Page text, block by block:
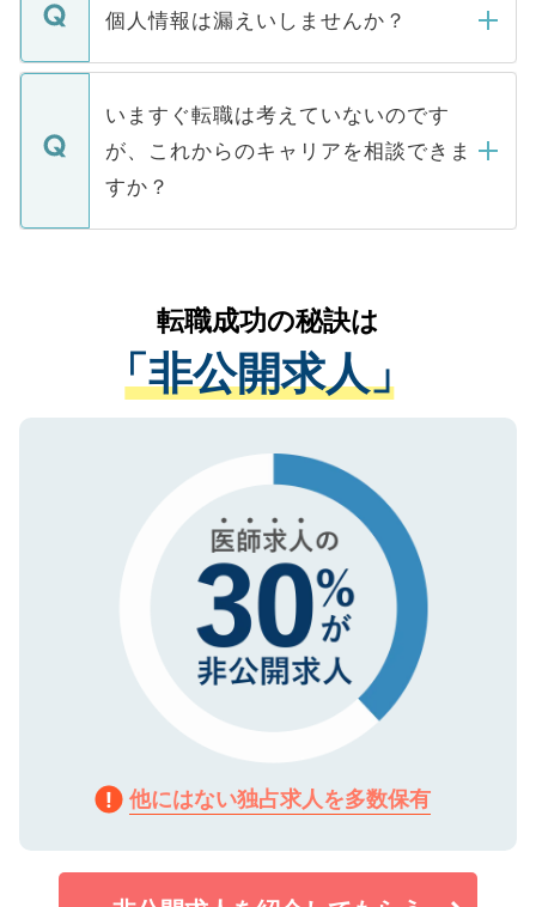
■応募殺到を避けるため 人気のある医療機
関を公にしてしまうと、応募が殺到する場
に、医療機関が求める条件に合った人材の
みを人材紹介会社に依頼するケースが増え
ています。
ん。また、仮に応募先から内定をいただい
定を承諾する必要はありません。内定先へ
の辞退の連絡はキャリアパートナーが行い
ますので、ご安心ください。
個人情報は漏えいしませんか？
個人情報が漏えいすることはありませんの
で、ご安心ください。当サイトからの登録
などで収集したご登録者様の個人情報は、
ご本人のキャリアアップおよび転職活動の
支援を目的に使用いたします。お預かりし
ているすべての個人データはご本人の許可
は、個人情報の取り扱いについての厳密な
管理基準を満たした事業者のみに付与され
る、プライバシーマークを取得済みです。
ご登録いただいた個人情報は、SSL（デー
で、機密保持に関してもご安心ください。
いますぐ転職は考えていないのです
が、これからのキャリアを相談できま
すか？
かがいして、現在の医療機関の状況や紹介
経験をまじえながら、適切なアドバイスを
させていただきます。すぐにご転職をされ
ない方には、長期的なサポートが可能です
ので、まずはご登録ください。
転職成功の秘訣は
「非公開求人」
他にはない独占求人を多数保有